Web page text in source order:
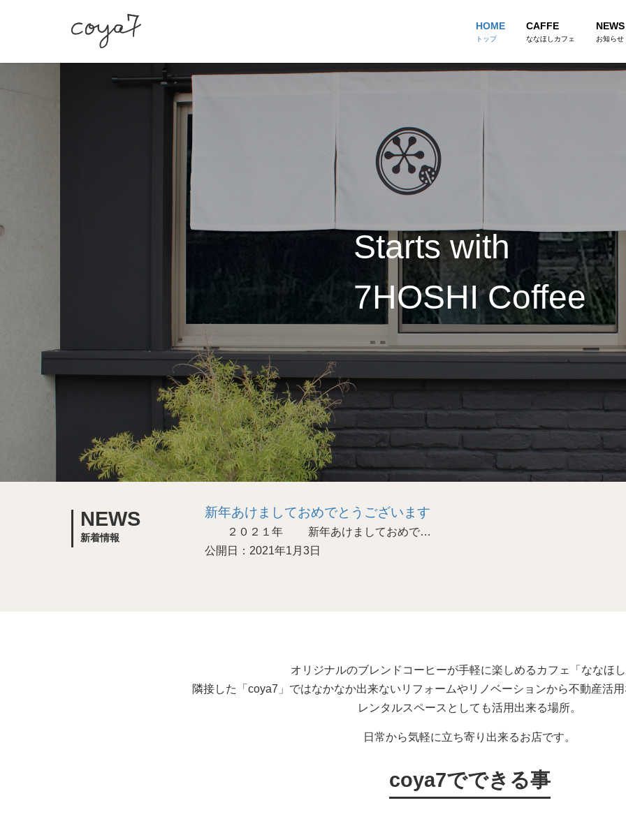
HOME
トップ
CAFFE
ななほしカフェ
NEWS
お知らせ
Starts with
7HOSHI Coffee
NEWS
新着情報
新年あけましておめでとうございます
２０２１年 新年あけましておめで…
公開日：2021年1月3日
オリジナルのブレンドコーヒーが手軽に楽しめるカフェ「ななほし
隣接した「coya7」ではなかなか出来ないリフォームやリノベーションから不動産活用
レンタルスペースとしても活用出来る場所。
日常から気軽に立ち寄り出来るお店です。
coya7でできる事